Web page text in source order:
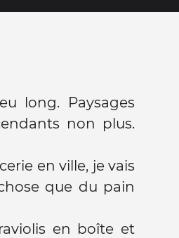
long. Paysages
non plus.
en ville, je vais
que du pain
en boîte et